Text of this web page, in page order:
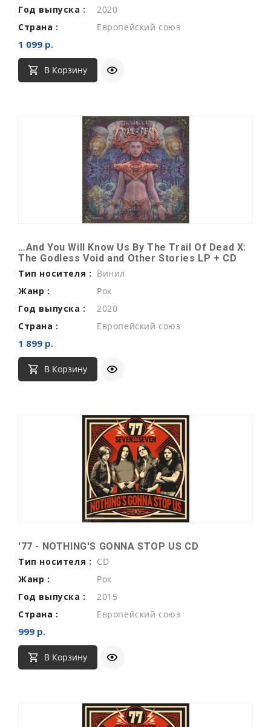
Год выпуска :
2020
Страна :
Европейский союз
1 099 р.
В Корзину
…And You Will Know Us By The Trail Of Dead X:
The Godless Void and Other Stories LP + CD
Тип носителя : Винил
Жанр :
Рок
Год выпуска :
2020
Страна :
Европейский союз
1 899 р.
В Корзину
'77 - NOTHING'S GONNA STOP US CD
Тип носителя : CD
Жанр :
Рок
Год выпуска :
2015
Страна :
Европейский союз
999 р.
В Корзину